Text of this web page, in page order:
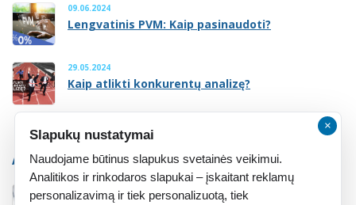
09.06.2024
Lengvatinis PVM: Kaip pasinaudoti?
29.05.2024
Kaip atlikti konkurentų analizę?
ATMINTINĖ
×
Slapukų nustatymai
Naudojame būtinus slapukus svetainės veikimui.
Analitikos ir rinkodaros slapukai – įskaitant reklamų
personalizavimą ir tiek personalizuotą, tiek